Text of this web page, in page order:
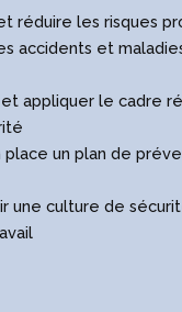
les risques
accidents et
appliquer le cadre
un plan de
une culture de